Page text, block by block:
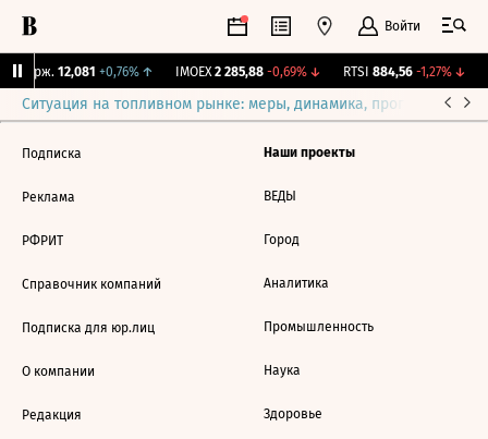
Войти
Бирж. 12,081 +0,76%↑ IMOEX 2 285,88 -0,69%↓ RTSI 884,56 -1,27%↓
Ситуация на топливном рынке: меры, динамика, прогнозы
Подписка
Реклама
РФРИТ
Справочник компаний
Подписка для юр.лиц
О компании
Редакция
Наши проекты
ВЕДЫ
Город
Аналитика
Промышленность
Наука
Здоровье